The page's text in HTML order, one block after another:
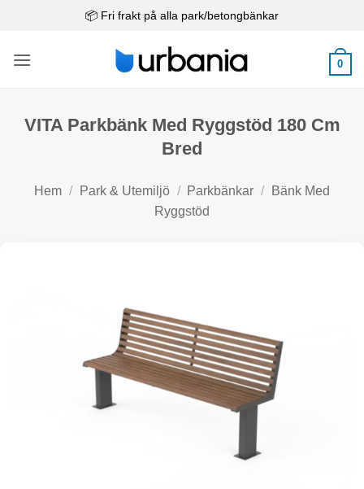
📦 Fri frakt på alla park/betongbänkar
0
VITA Parkbänk Med Ryggstöd 180 Cm
Bred
Hem / Park & Utemiljö / Parkbänkar /
Bänk Med
Ryggstöd